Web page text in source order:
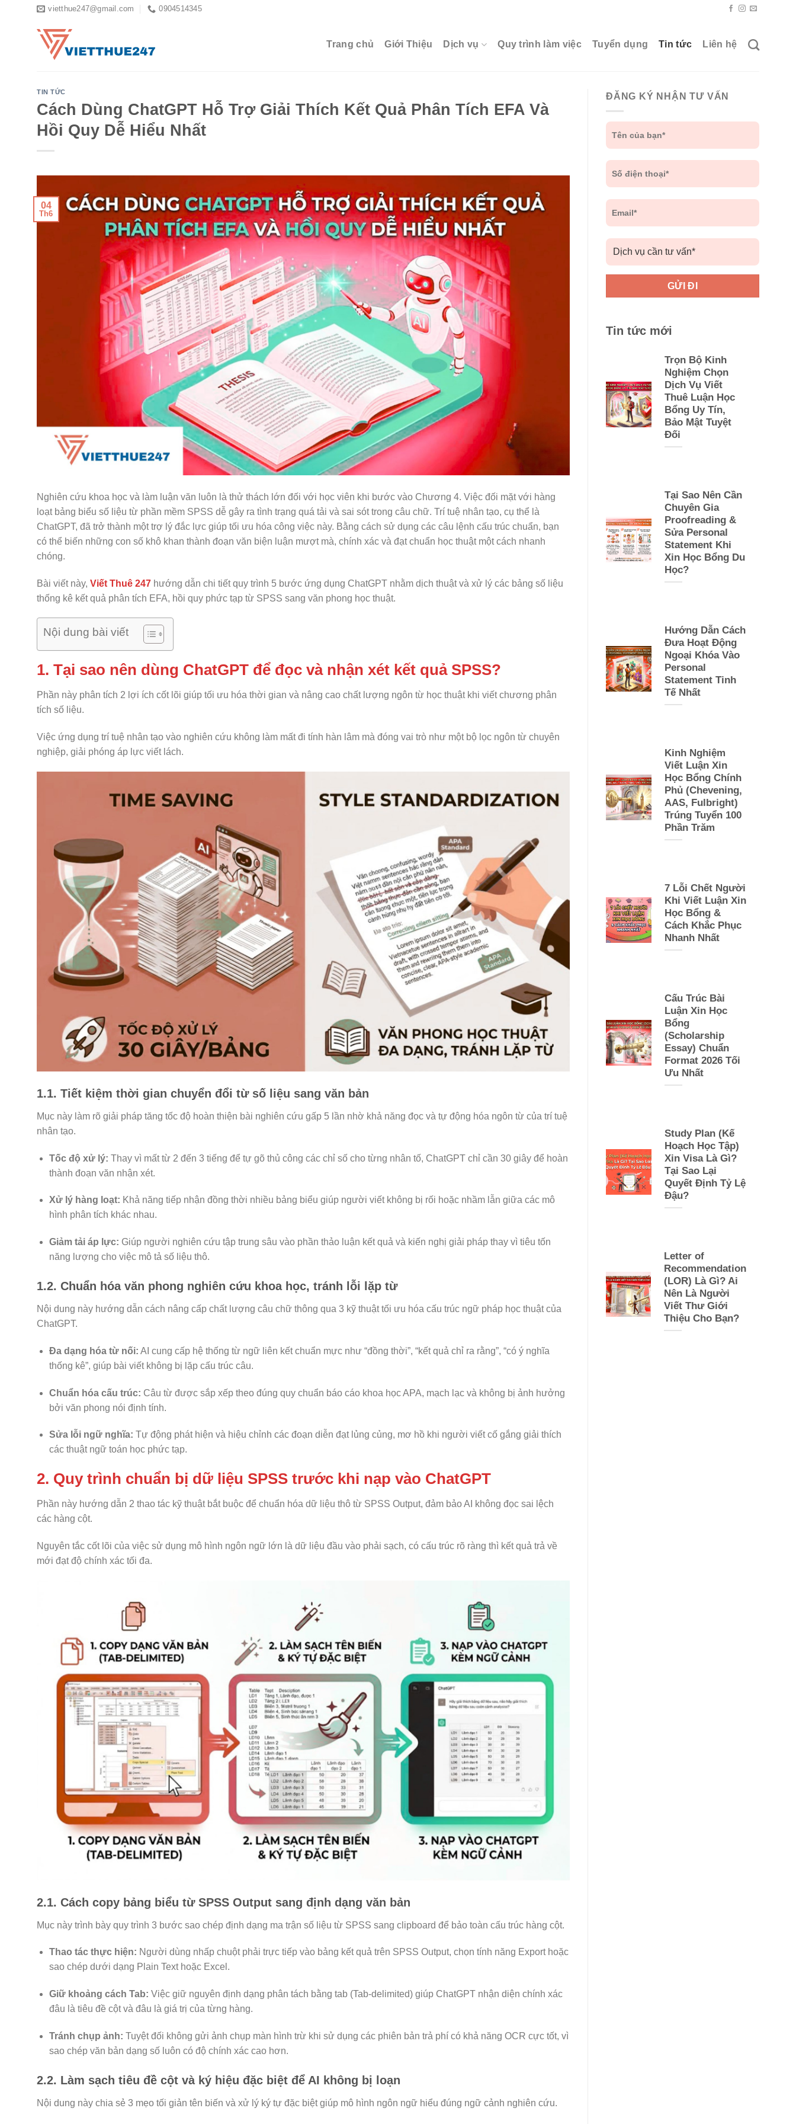
vietthue247@gmail.com 0904514345
Trang chủ Giới Thiệu Dịch vụ Quy trình làm việc Tuyển dụng Tin tức Liên hệ
TIN TỨC
Cách Dùng ChatGPT Hỗ Trợ Giải Thích Kết Quả Phân Tích EFA Và
Hồi Quy Dễ Hiểu Nhất
04
Th6
Nghiên cứu khoa học và làm luận văn luôn là thử thách lớn đối với học viên khi bước vào Chương 4. Việc đối mặt với hàng
loạt bảng biểu số liệu từ phần mềm SPSS dễ gây ra tình trạng quá tải và sai sót trong câu chữ. Trí tuệ nhân tạo, cụ thể là
ChatGPT, đã trở thành một trợ lý đắc lực giúp tối ưu hóa công việc này. Bằng cách sử dụng các câu lệnh cấu trúc chuẩn, bạn
có thể biến những con số khô khan thành đoạn văn biện luận mượt mà, chính xác và đạt chuẩn học thuật một cách nhanh
chóng.
Bài viết này, Viết Thuê 247 hướng dẫn chi tiết quy trình 5 bước ứng dụng ChatGPT nhằm dịch thuật và xử lý các bảng số liệu
thống kê kết quả phân tích EFA, hồi quy phức tạp từ SPSS sang văn phong học thuật.
Nội dung bài viết
1. Tại sao nên dùng ChatGPT để đọc và nhận xét kết quả SPSS?
Phần này phân tích 2 lợi ích cốt lõi giúp tối ưu hóa thời gian và nâng cao chất lượng ngôn từ học thuật khi viết chương phân
tích số liệu.
Việc ứng dụng trí tuệ nhân tạo vào nghiên cứu không làm mất đi tính hàn lâm mà đóng vai trò như một bộ lọc ngôn từ chuyên
nghiệp, giải phóng áp lực viết lách.
1.1. Tiết kiệm thời gian chuyển đổi từ số liệu sang văn bản
Mục này làm rõ giải pháp tăng tốc độ hoàn thiện bài nghiên cứu gấp 5 lần nhờ khả năng đọc và tự động hóa ngôn từ của trí tuệ
nhân tạo.
Tốc độ xử lý: Thay vì mất từ 2 đến 3 tiếng để tự gõ thủ công các chỉ số cho từng nhân tố, ChatGPT chỉ cần 30 giây để hoàn
thành đoạn văn nhận xét.
Xử lý hàng loạt: Khả năng tiếp nhận đồng thời nhiều bảng biểu giúp người viết không bị rối hoặc nhầm lẫn giữa các mô
hình phân tích khác nhau.
Giảm tải áp lực: Giúp người nghiên cứu tập trung sâu vào phần thảo luận kết quả và kiến nghị giải pháp thay vì tiêu tốn
năng lượng cho việc mô tả số liệu thô.
1.2. Chuẩn hóa văn phong nghiên cứu khoa học, tránh lỗi lặp từ
Nội dung này hướng dẫn cách nâng cấp chất lượng câu chữ thông qua 3 kỹ thuật tối ưu hóa cấu trúc ngữ pháp học thuật của
ChatGPT.
Đa dạng hóa từ nối: AI cung cấp hệ thống từ ngữ liên kết chuẩn mực như “đồng thời”, “kết quả chỉ ra rằng”, “có ý nghĩa
thống kê”, giúp bài viết không bị lặp cấu trúc câu.
Chuẩn hóa cấu trúc: Câu từ được sắp xếp theo đúng quy chuẩn báo cáo khoa học APA, mạch lạc và không bị ảnh hưởng
bởi văn phong nói định tính.
Sửa lỗi ngữ nghĩa: Tự động phát hiện và hiệu chỉnh các đoạn diễn đạt lủng củng, mơ hồ khi người viết cố gắng giải thích
các thuật ngữ toán học phức tạp.
2. Quy trình chuẩn bị dữ liệu SPSS trước khi nạp vào ChatGPT
Phần này hướng dẫn 2 thao tác kỹ thuật bắt buộc để chuẩn hóa dữ liệu thô từ SPSS Output, đảm bảo AI không đọc sai lệch
các hàng cột.
Nguyên tắc cốt lõi của việc sử dụng mô hình ngôn ngữ lớn là dữ liệu đầu vào phải sạch, có cấu trúc rõ ràng thì kết quả trả về
mới đạt độ chính xác tối đa.
2.1. Cách copy bảng biểu từ SPSS Output sang định dạng văn bản
Mục này trình bày quy trình 3 bước sao chép định dạng ma trận số liệu từ SPSS sang clipboard để bảo toàn cấu trúc hàng cột.
Thao tác thực hiện: Người dùng nhấp chuột phải trực tiếp vào bảng kết quả trên SPSS Output, chọn tính năng Export hoặc
sao chép dưới dạng Plain Text hoặc Excel.
Giữ khoảng cách Tab: Việc giữ nguyên định dạng phân tách bằng tab (Tab-delimited) giúp ChatGPT nhận diện chính xác
đâu là tiêu đề cột và đâu là giá trị của từng hàng.
Tránh chụp ảnh: Tuyệt đối không gửi ảnh chụp màn hình trừ khi sử dụng các phiên bản trả phí có khả năng OCR cực tốt, vì
sao chép văn bản dạng số luôn có độ chính xác cao hơn.
2.2. Làm sạch tiêu đề cột và ký hiệu đặc biệt để AI không bị loạn
Nội dung này chia sẻ 3 mẹo tối giản tên biến và xử lý ký tự đặc biệt giúp mô hình ngôn ngữ hiểu đúng ngữ cảnh nghiên cứu.
ĐĂNG KÝ NHẬN TƯ VẤN
Tin tức mới
Trọn Bộ Kinh
Nghiệm Chọn
Dịch Vụ Viết
Thuê Luận Học
Bổng Uy Tín,
Bảo Mật Tuyệt
Đối
Tại Sao Nên Cần
Chuyên Gia
Proofreading &
Sửa Personal
Statement Khi
Xin Học Bổng Du
Học?
Hướng Dẫn Cách
Đưa Hoạt Động
Ngoại Khóa Vào
Personal
Statement Tinh
Tế Nhất
Kinh Nghiệm
Viết Luận Xin
Học Bổng Chính
Phủ (Chevening,
AAS, Fulbright)
Trúng Tuyển 100
Phần Trăm
7 Lỗi Chết Người
Khi Viết Luận Xin
Học Bổng &
Cách Khắc Phục
Nhanh Nhất
Cấu Trúc Bài
Luận Xin Học
Bổng
(Scholarship
Essay) Chuẩn
Format 2026 Tối
Ưu Nhất
Study Plan (Kế
Hoạch Học Tập)
Xin Visa Là Gì?
Tại Sao Lại
Quyết Định Tỷ Lệ
Đậu?
Letter of
Recommendation
(LOR) Là Gì? Ai
Nên Là Người
Viết Thư Giới
Thiệu Cho Bạn?